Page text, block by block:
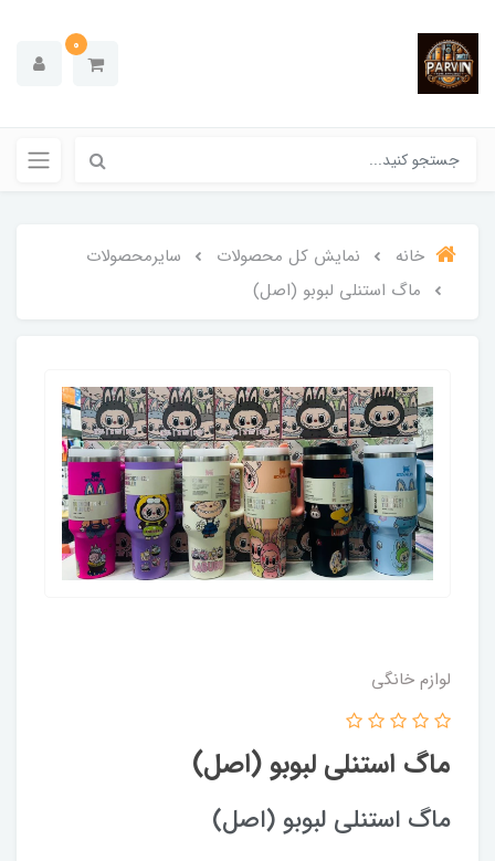
0
خانه نمایش کل محصولات
سایرمحصولات
ماگ استنلی لبوبو (اصل)
لوازم خانگی
ماگ استنلی لبوبو (اصل)
ماگ استنلی لبوبو (اصل)